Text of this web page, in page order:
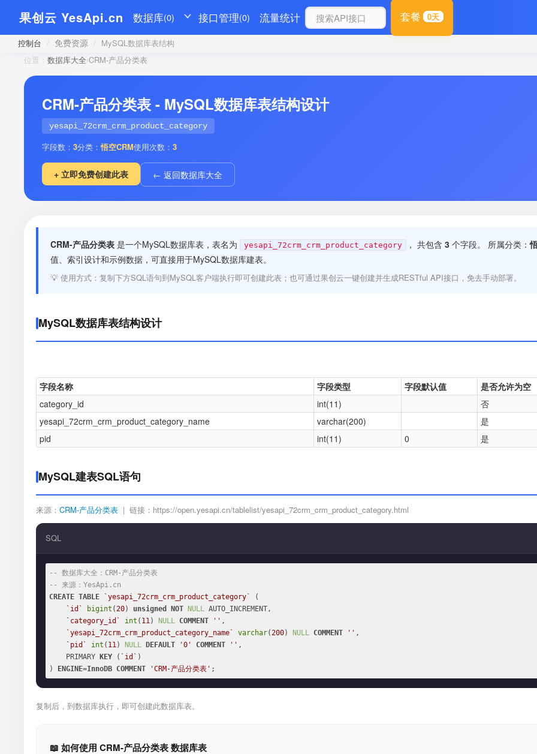
果创云 YesApi.cn 数据库(0) 接口管理(0) 流量统计 套餐 0天
控制台 / 免费资源 / MySQL数据库表结构
位置： 数据库大全›CRM-产品分类表
CRM-产品分类表 - MySQL数据库表结构设计
yesapi_72crm_crm_product_category
字段数： 3分类：悟空CRM使用次数： 3
+ 立即免费创建此表 ← 返回数据库大全
CRM-产品分类表 是一个MySQL数据库表，表名为 yesapi_72crm_crm_product_category ， 共包含 3 个字段。 所属分类：
值、索引设计和示例数据，可直接用于MySQL数据库建表。
💡 使用方式：复制下方SQL语句到MySQL客户端执行即可创建此表；也可通过果创云一键创建并生成RESTful API接口，免去手动部署。
MySQL数据库表结构设计
字段名称 字段类型 字段默认值
是否允许为空
category_id
int(11)
否
yesapi_72crm_crm_product_category_name
varchar(200)
是
pid
int(11) 0 是
MySQL建表SQL语句
来源： CRM-产品分类表 | 链接：https://open.yesapi.cn/tablelist/yesapi_72crm_crm_product_category.html
SQL
-- 数据库大全：CRM-产品分类表
-- 来源：YesApi.cn
CREATE TABLE `yesapi_72crm_crm_product_category`
(
`id`
bigint (20) unsigned NOT NULL AUTO_INCREMENT,
`category_id`
int ( 11) NULL COMMENT '' ,
`yesapi_72crm_crm_product_category_name`
varchar(200) NULL COMMENT '' ,
`pid`
int ( 11) NULL DEFAULT '0' COMMENT '' ,
    PRIMARY
KEY ( `id` )
)
ENGINE=InnoDB COMMENT 'CRM-产品分类表' ;
复制后，到数据库执行，即可创建此数据库表。
📖 如何使用 CRM-产品分类表 数据库表